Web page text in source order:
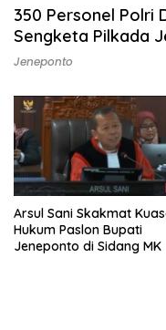
350 Personel Polri
Sengketa Pilkada
Jeneponto
Arsul Sani Skakmat
Hukum Paslon Bupati
Jeneponto di Sidang MK